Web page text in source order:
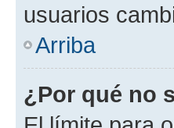
usuarios
Arriba
¿Por qué no